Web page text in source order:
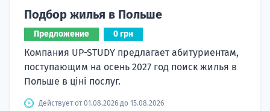
Подбор жилья в Польше
Предложение 0 грн
Компания UP-STUDY предлагает абитуриентам,
поступающим на осень 2027 год поиск жилья в
Польше в ціні послуг.
Действует от 01.08.2026 до 15.08.2026